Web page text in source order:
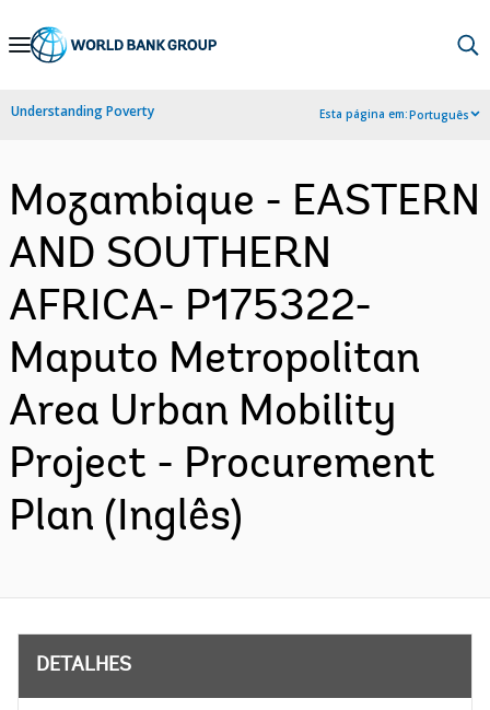
Skip
Navigation
Understanding Poverty Esta página em:Português
Mozambique - EASTERN
AND SOUTHERN
AFRICA- P175322-
Maputo Metropolitan
Area Urban Mobility
Project - Procurement
Plan (Inglês)
DETALHES